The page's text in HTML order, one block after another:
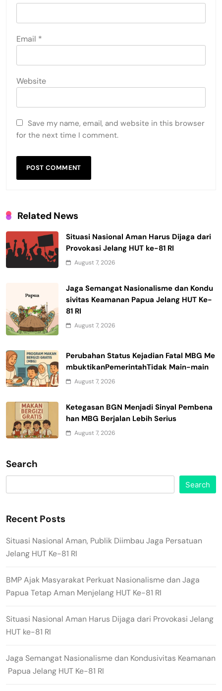
Email *
Website
Save my name, email, and website in this browser
for the next time I comment.
Related News
Situasi Nasional Aman Harus Dijaga dari
Provokasi Jelang HUT ke-81 RI
August 7, 2026
Jaga Semangat Nasionalisme dan Kondu
sivitas Keamanan Papua Jelang HUT Ke-
81 RI
August 7, 2026
Perubahan Status Kejadian Fatal MBG Me
mbuktikanPemerintahTidak Main-main
August 7, 2026
Ketegasan BGN Menjadi Sinyal Pembena
han MBG Berjalan Lebih Serius
August 7, 2026
Search
Search
Recent Posts
Situasi Nasional Aman, Publik Diimbau Jaga Persatuan
Jelang HUT Ke-81 RI
BMP Ajak Masyarakat Perkuat Nasionalisme dan Jaga
Papua Tetap Aman Menjelang HUT Ke-81 RI
Situasi Nasional Aman Harus Dijaga dari Provokasi Jelang
HUT ke-81 RI
Jaga Semangat Nasionalisme dan Kondusivitas Keamanan
Papua Jelang HUT Ke-81 RI